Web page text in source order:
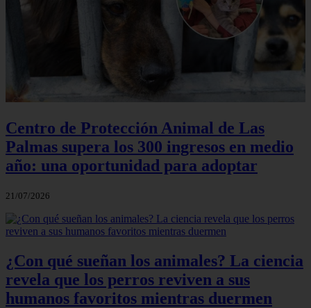
Centro de Protección Animal de Las
Palmas supera los 300 ingresos en medio
año: una oportunidad para adoptar
21/07/2026
¿Con qué sueñan los animales? La ciencia
revela que los perros reviven a sus
humanos favoritos mientras duermen